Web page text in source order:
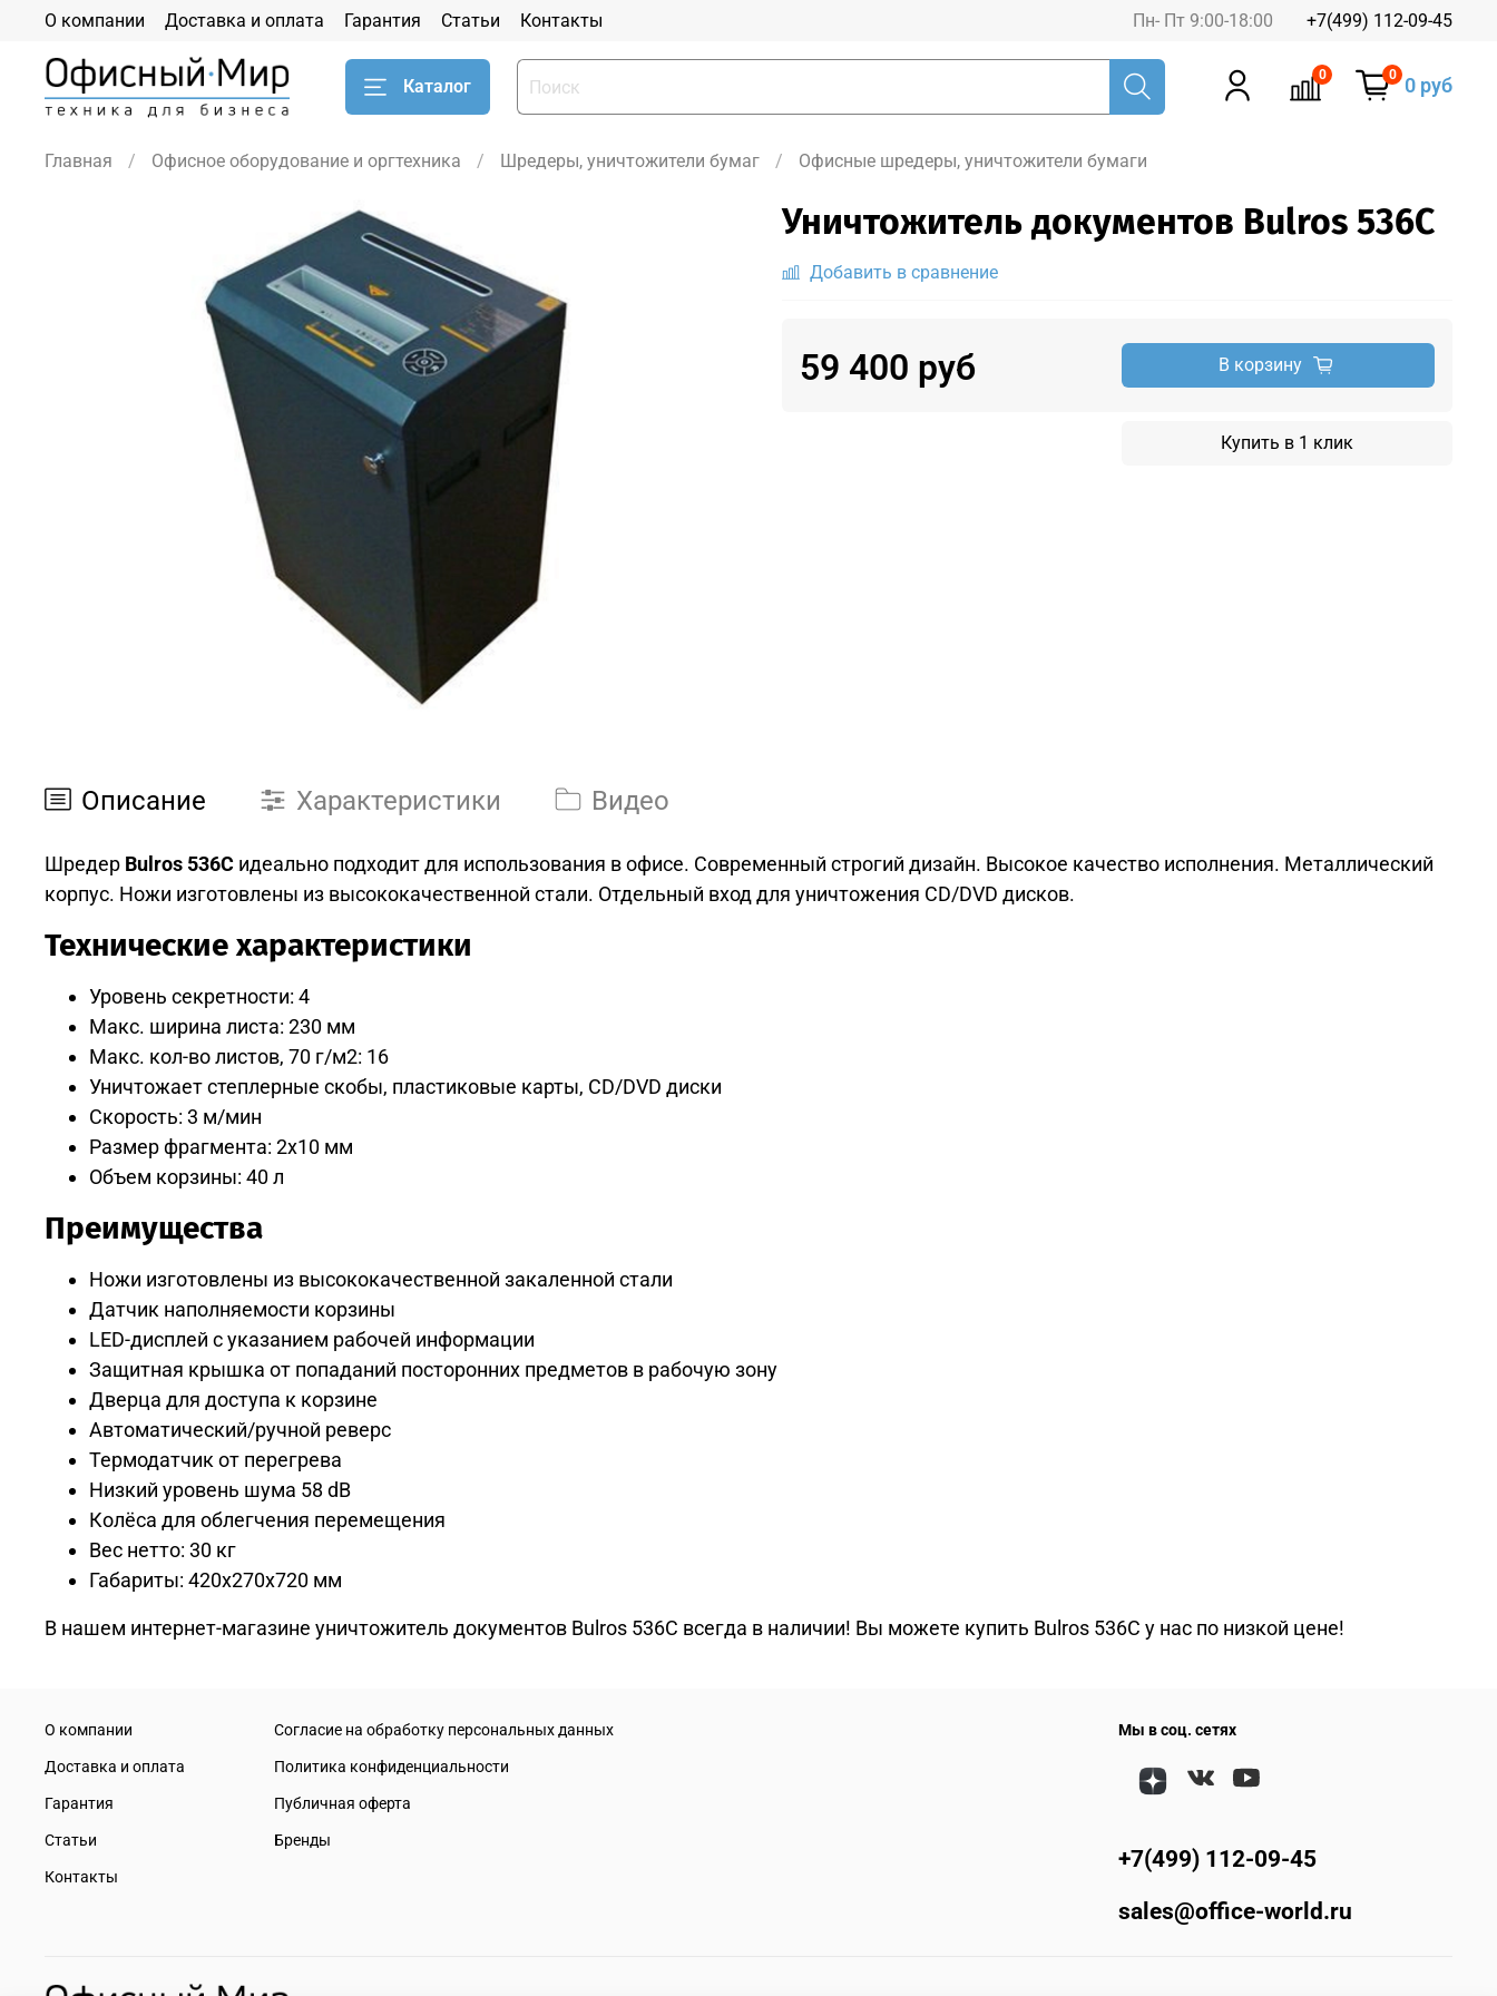
О компании Доставка и оплата Гарантия Статьи Контакты Пн- Пт 9:00-18:00 +7(499) 112-09-45
Каталог
0 0 0 руб
Главная Офисное оборудование и оргтехника Шредеры, уничтожители бумаг Офисные шредеры, уничтожители бумаги
Уничтожитель документов Bulros 536C
Добавить в сравнение
59 400 руб В корзину
Купить в 1 клик
Описание Характеристики Видео
Шредер Bulros 536C идеально подходит для использования в офисе. Современный строгий дизайн. Высокое качество исполнения. Металлический
корпус. Ножи изготовлены из высококачественной стали. Отдельный вход для уничтожения CD/DVD дисков.
Технические характеристики
Уровень секретности: 4
Макс. ширина листа: 230 мм
Макс. кол-во листов, 70 г/м2: 16
Уничтожает степлерные скобы, пластиковые карты, CD/DVD диски
Скорость: 3 м/мин
Размер фрагмента: 2x10 мм
Объем корзины: 40 л
Преимущества
Ножи изготовлены из высококачественной закаленной стали
Датчик наполняемости корзины
LED-дисплей с указанием рабочей информации
Защитная крышка от попаданий посторонних предметов в рабочую зону
Дверца для доступа к корзине
Автоматический/ручной реверс
Термодатчик от перегрева
Низкий уровень шума 58 dB
Колёса для облегчения перемещения
Вес нетто: 30 кг
Габариты: 420x270x720 мм
В нашем интернет-магазине уничтожитель документов Bulros 536C всегда в наличии! Вы можете купить Bulros 536C у нас по низкой цене!
О компании
Доставка и оплата
Гарантия
Статьи
Контакты
Согласие на обработку персональных данных
Политика конфиденциальности
Публичная оферта
Бренды
Мы в соц. сетях
+7(499) 112-09-45
sales@office-world.ru